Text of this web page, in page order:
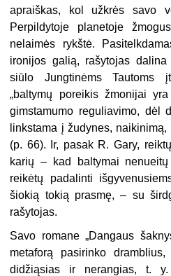
apraiškas, kol užkrės savo
Perpildytoje planetoje
nelaimės rykštė.
ironijos galią, rašytojas
siūlo Jungtinėms Tautoms
„baltymų poreikis žmonijai
gimstamumo reguliavimo, dėl
linkstama į žudynes,
(p. 66). Ir, pasak R. Gary,
karių – kad baltymai
reikėtų padalinti
šiokią tokią prasmę, – su
rašytojas.
Savo romane „Dangaus
metaforą pasirinko
didžiąsias ir nerangias, t. y.